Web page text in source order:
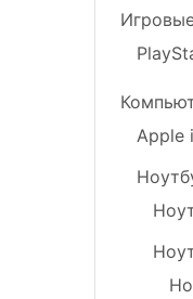
Apple